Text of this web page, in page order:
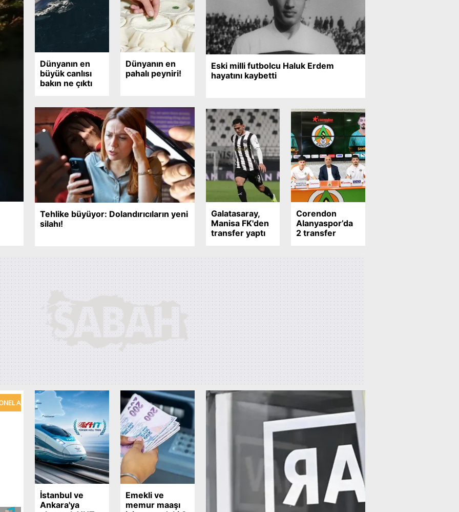
yer alan panel vasıtasıyla belirleyebilirsiniz. Çerezlere ilişkin detaylı bilgi için Ayarlar
Metnimizi ziyaret edebilirsiniz.
Kanunu uyarınca hazırlanmış Aydınlatma Metnimizi okumak ve sitemizde ilgili
çerezlerle ilgili bilgi almak için lütfen
Dünyanın en
büyük canlısı
bakın ne çıktı
Dünyanın en
pahalı peyniri!
Tehlike büyüyor: Dolandırıcıların yeni
silahı!
Eski milli futbolcu Haluk Erdem
hayatını kaybetti
Galatasaray,
Manisa FK'den
transfer yaptı
Corendon
Alanyaspor’da
2 transfer
İstanbul ve
Ankara'ya
Emekli ve
memur maaşı